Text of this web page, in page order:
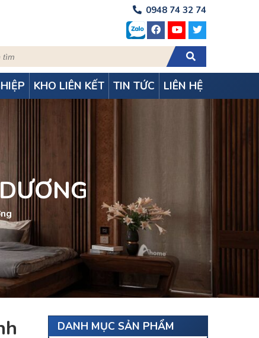
0948 74 32 74
KHO LIÊN KẾT TIN TỨC LIÊN HỆ
DANH MỤC SẢN PHẨM